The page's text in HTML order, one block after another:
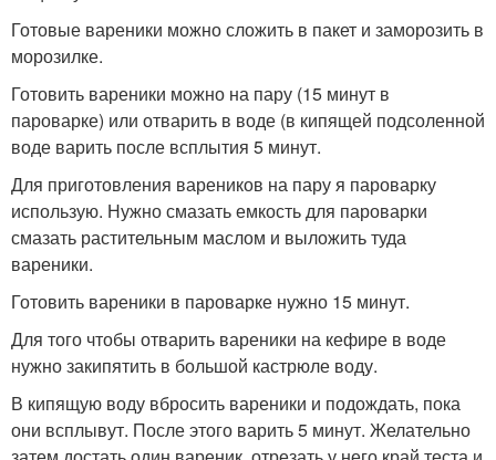
Готовые вареники можно сложить в пакет и заморозить в
морозилке.
Готовить вареники можно на пару (15 минут в
пароварке) или отварить в воде (в кипящей подсоленной
воде варить после всплытия 5 минут.
Для приготовления вареников на пару я пароварку
использую. Нужно смазать емкость для пароварки
смазать растительным маслом и выложить туда
вареники.
Готовить вареники в пароварке нужно 15 минут.
Для того чтобы отварить вареники на кефире в воде
нужно закипятить в большой кастрюле воду.
В кипящую воду вбросить вареники и подождать, пока
они всплывут. После этого варить 5 минут. Желательно